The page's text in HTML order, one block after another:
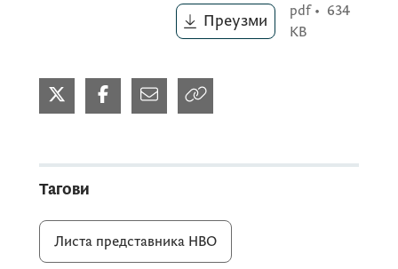
Преузми
pdf • 634
KB
Тагови
Листа представника НВО